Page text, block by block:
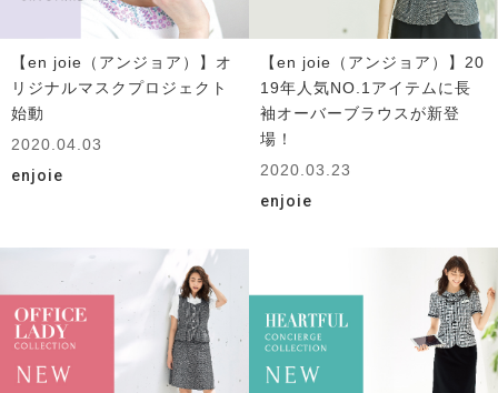
【en joie（アンジョア）】オ
リジナルマスクプロジェクト
始動
2020.04.03
enjoie
【en joie（アンジョア）】20
19年人気NO.1アイテムに長
袖オーバーブラウスが新登
場！
2020.03.23
enjoie